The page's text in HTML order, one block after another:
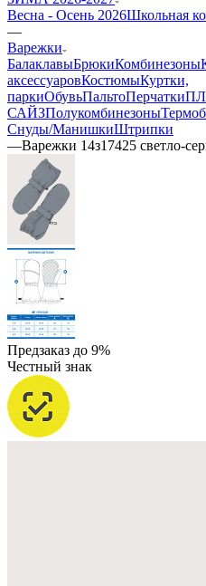
Весна - Осень 2026Школьная
—
Варежки
БалаклавыБрюкиКомбинезоны
аксессуаровКостюмыКуртки,
паркиОбувьПальтоПерчатки
САЙЗПолукомбинезоны
Снуды/МанишкиШтрипки
—Варежки 14з17425 светло-
Предзаказ до 9%
Честный знак